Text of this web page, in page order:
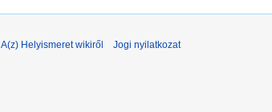
A(z) Helyismeret wikiről Jogi nyilatkozat